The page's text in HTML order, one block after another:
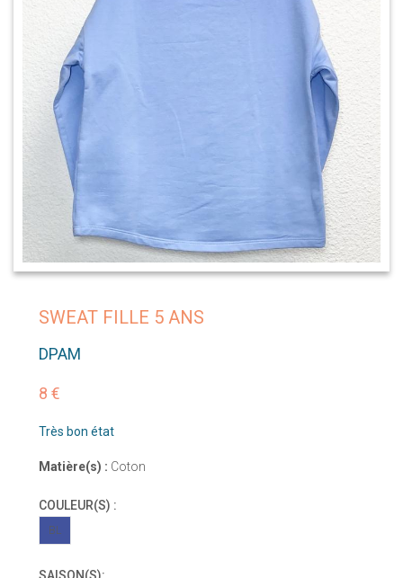
SWEAT FILLE 5 ANS
DPAM
8 €
Très bon état
Matière(s) : Coton
COULEUR(S) :
BL